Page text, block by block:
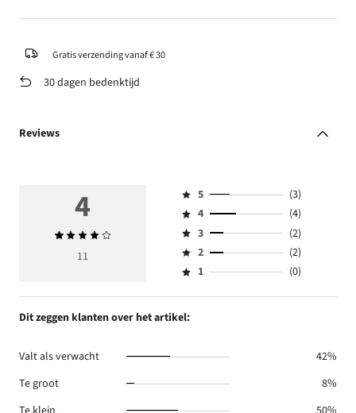
Gratis verzending vanaf € 30
30 dagen bedenktijd
Reviews
4
Gemiddelde
beoordeling
11
Beoordeling
5,
aantal
reviews
3.
5
(3)
Beoordeling
4,
aantal
reviews
4
(4)
Beoordeling
3,
aantal
3
(2)
Beoordeling
2,
2.
2
(2)
Beoordeling
1,
aantal
reviews
1 (0)
Dit zeggen klanten over het artikel:
Valt als verwacht
42%
Te groot
8%